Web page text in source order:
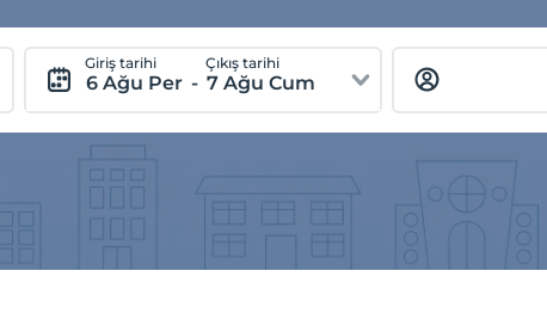
Giriş tarihi
6 Ağu Per -
Çıkış tarihi
7 Ağu Cum